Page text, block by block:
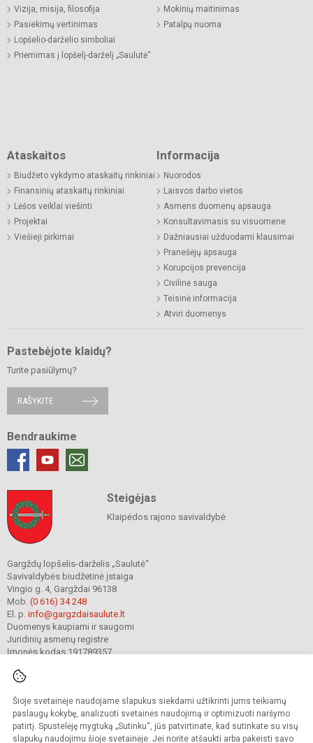
Šioje svetainėje naudojame slapukus siekdami užtikrinti jums teikiamų
paslaugų kokybę, analizuoti svetainės naudojimą ir optimizuoti naršymo
patirtį. Spustelėję mygtuką „Sutinku“, jūs patvirtinate, kad sutinkate su visų
slapukų naudojimu šioje svetainėje. Jei norite atšaukti arba pakeisti savo
Vizija, misija, filosofija
Pasiekimų vertinimas
Lopšelio-darželio simboliai
Priėmimas į lopšelį-darželį „Saulutė“
Mokinių maitinimas
Patalpų nuoma
Ataskaitos
Biudžeto vykdymo ataskaitų rinkiniai
Finansinių ataskaitų rinkiniai
Lėšos veiklai viešinti
Projektai
Viešieji pirkimai
Informacija
Nuorodos
Laisvos darbo vietos
Asmens duomenų apsauga
Konsultavimasis su visuomene
Dažniausiai užduodami klausimai
Pranešėjų apsauga
Korupcijos prevencija
Civilinė sauga
Teisinė informacija
Atviri duomenys
Pastebėjote klaidų?
Turite pasiūlymų?
RAŠYKITE
Bendraukime
Steigėjas
Klaipėdos rajono savivaldybė
Gargždų lopšelis-darželis „Saulutė“
Savivaldybės biudžetinė įstaiga
Vingio g. 4, Gargždai 96138
Mob. (0 616) 34 248
El. p. info@gargzdaisaulute.lt
Duomenys kaupiami ir saugomi
Juridinių asmenų registre
Įmonės kodas 191789357
© 2023. Gargždų lopšelis-darželis „Saulutė“. Visos teisės saugomos.
Kopijuoti turinį be raštiško įstaigos administracijos sutikimo griežtai draudžiama.
Prieinamumo paraiška Slapukų valdymas